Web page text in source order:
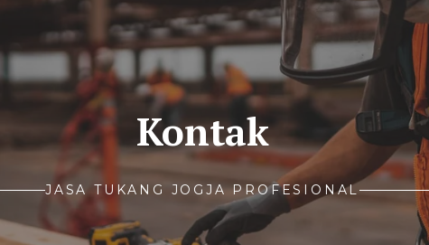
Kontak
JASA TUKANG JOGJA PROFESIONAL